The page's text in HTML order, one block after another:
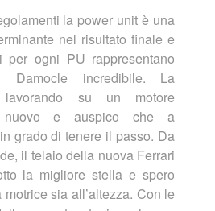
la power unit è una
nel risultato finale e
per ogni PU rappresentano
incredibile. La
su un motore
nuovo e auspico che a
grado di tenere il passo. Da
il telaio della nuova Ferrari
la migliore stella e spero
motrice sia all’altezza. Con le